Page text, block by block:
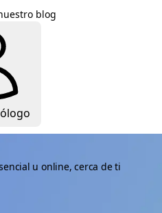
blog
u online, cerca de ti